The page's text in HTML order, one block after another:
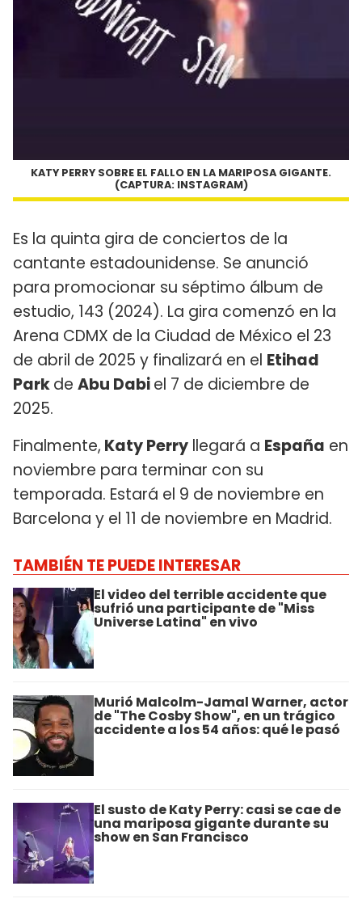
KATY PERRY SOBRE EL FALLO EN LA MARIPOSA GIGANTE.
(CAPTURA: INSTAGRAM)
Es la quinta gira de conciertos de la
cantante estadounidense. Se anunció
para promocionar su séptimo álbum de
estudio, 143 (2024). La gira comenzó en la
Arena CDMX de la Ciudad de México el 23
de abril de 2025 y finalizará en el Etihad
Parkde Abu Dabiel 7 de diciembre de
2025.
Finalmente, Katy Perry llegará a España en
noviembre para terminar con su
temporada. Estará el 9 de noviembre en
Barcelona y el 11 de noviembre en Madrid.
TAMBIÉN TE PUEDE INTERESAR
El video del terrible accidente que
sufrió una participante de "Miss
Universe Latina" en vivo
Murió Malcolm-Jamal Warner, actor
de "The Cosby Show", en un trágico
accidente a los 54 años: qué le pasó
​El susto de Katy Perry: casi se cae de
una mariposa gigante durante su
show en San Francisco